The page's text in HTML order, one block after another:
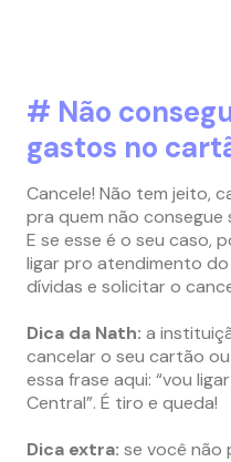
# Não
gastos no
Cancele! Não tem jeito,
pra quem não consegue
E se esse é o seu caso,
ligar pro atendimento
dívidas e solicitar o
Dica da Nath: a
cancelar o seu cartão
essa frase aqui: “vou
Central”. É tiro e queda!
Dica extra: se você não